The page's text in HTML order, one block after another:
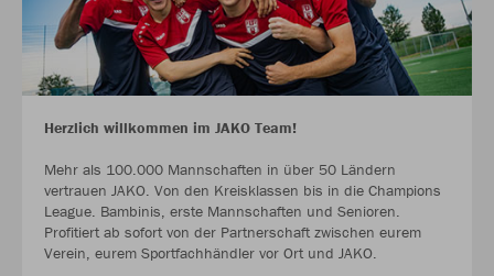
Herzlich willkommen im JAKO Team!
Mehr als 100.000 Mannschaften in über 50 Ländern
vertrauen JAKO. Von den Kreisklassen bis in die Champions
League. Bambinis, erste Mannschaften und Senioren.
Profitiert ab sofort von der Partnerschaft zwischen eurem
Verein, eurem Sportfachhändler vor Ort und JAKO.